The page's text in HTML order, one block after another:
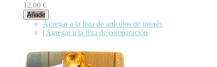
12,00 €
Añadir
Agregar a la lista de artículos de interés
| Agregar a la lista de comparación